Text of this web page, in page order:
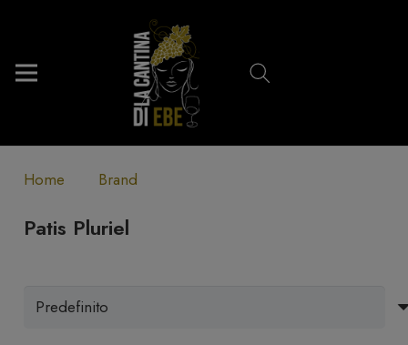
Home Brand
Patis Pluriel